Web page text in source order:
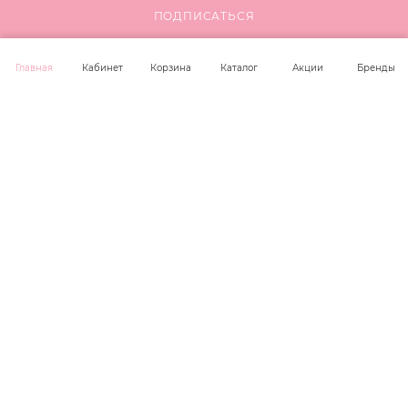
ПОДПИСАТЬСЯ
Главная Кабинет Корзина Каталог Акции Бренды